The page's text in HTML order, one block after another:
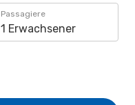
Passagiere
1 Erwachsener